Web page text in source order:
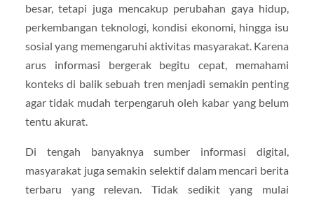
besar, tetapi juga mencakup perubahan gaya hidup,
perkembangan teknologi, kondisi ekonomi, hingga isu
sosial yang memengaruhi aktivitas masyarakat. Karena
arus informasi bergerak begitu cepat, memahami
konteks di balik sebuah tren menjadi semakin penting
agar tidak mudah terpengaruh oleh kabar yang belum
tentu akurat.
Di tengah banyaknya sumber informasi digital,
masyarakat juga semakin selektif dalam mencari berita
terbaru yang relevan. Tidak sedikit yang mulai